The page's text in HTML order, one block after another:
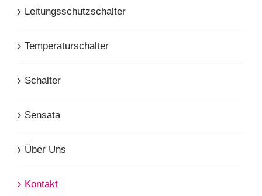
Leitungsschutzschalter
Temperaturschalter
Schalter
Sensata
Über Uns
Kontakt